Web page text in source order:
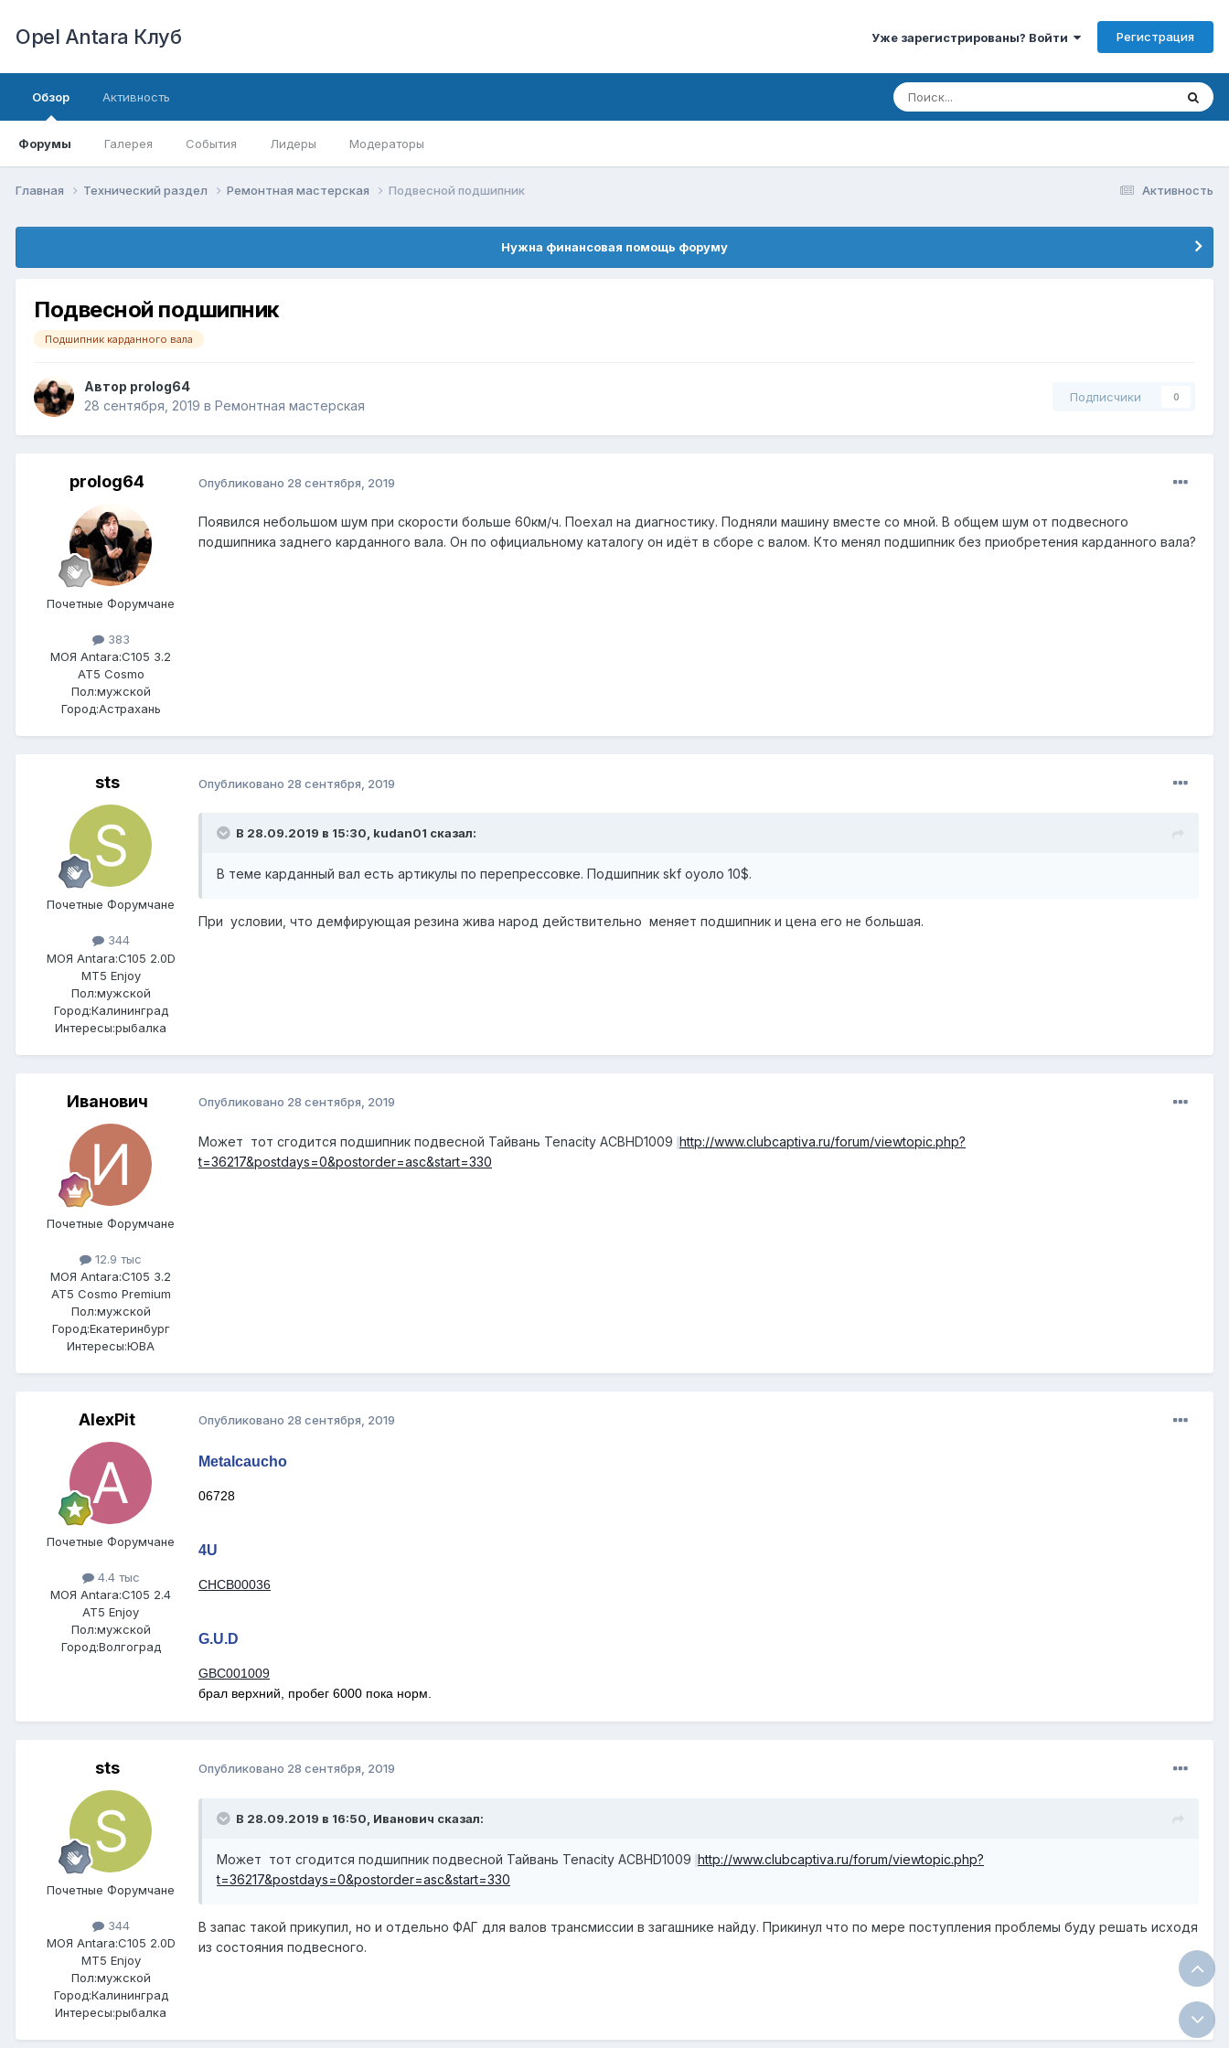
Opel Antara Клуб Уже зарегистрированы? Войти Регистрация
Обзор
Форумы Галерея События Лидеры Модераторы
Активность
Активность
Главная Технический раздел Ремонтная мастерская Подвесной подшипник
Нужна финансовая помощь форуму
Подвесной подшипник
Подшипник карданного вала
Автор prolog64
28 сентября, 2019 в Ремонтная мастерская
Подписчики 0
prolog64
Почетные Форумчане
383
МОЯ Antara:C105 3.2
AT5 Cosmo
Пол:мужской
Город:Астрахань
Опубликовано 28 сентября, 2019
Появился небольшом шум при скорости больше 60км/ч. Поехал на диагностику. Подняли машину вместе со мной. В общем шум от подвесного
подшипника заднего карданного вала. Он по официальному каталогу он идёт в сборе с валом. Кто менял подшипник без приобретения карданного вала?
sts
Почетные Форумчане
344
МОЯ Antara:C105 2.0D
MT5 Enjoy
Пол:мужской
Город:Калининград
Интересы:рыбалка
Опубликовано 28 сентября, 2019
В 28.09.2019 в 15:30, kudan01 сказал:
В теме карданный вал есть артикулы по перепрессовке. Подшипник skf оуоло 10$.
При условии, что демфирующая резина жива народ действительно меняет подшипник и цена его не большая.
Иванович
Почетные Форумчане
12.9 тыс
МОЯ Antara:C105 3.2
AT5 Cosmo Premium
Пол:мужской
Город:Екатеринбург
Интересы:ЮВА
Опубликовано 28 сентября, 2019
Может тот сгодится подшипник подвесной Тайвань Tenacity ACBHD1009 http://www.clubcaptiva.ru/forum/viewtopic.php?
t=36217&postdays=0&postorder=asc&start=330
AlexPit
Почетные Форумчане
4.4 тыс
МОЯ Antara:C105 2.4
AT5 Enjoy
Пол:мужской
Город:Волгоград
Опубликовано 28 сентября, 2019
Metalcaucho
06728
4U
CHCB00036
G.U.D
GBC001009
брал верхний, пробег 6000 пока норм.
sts
Почетные Форумчане
344
МОЯ Antara:C105 2.0D
MT5 Enjoy
Пол:мужской
Город:Калининград
Интересы:рыбалка
Опубликовано 28 сентября, 2019
В 28.09.2019 в 16:50, Иванович сказал:
Может тот сгодится подшипник подвесной Тайвань Tenacity ACBHD1009 http://www.clubcaptiva.ru/forum/viewtopic.php?
t=36217&postdays=0&postorder=asc&start=330
В запас такой прикупил, но и отдельно ФАГ для валов трансмиссии в загашнике найду. Прикинул что по мере поступления проблемы буду решать исходя
из состояния подвесного.